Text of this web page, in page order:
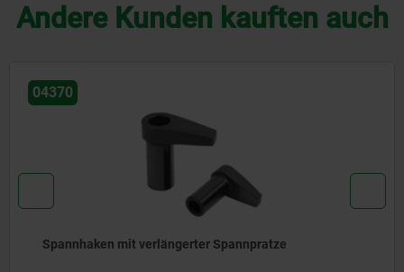
Andere Kunden kauften auch
04370
Spannhaken mit verlängerter Spannpratze